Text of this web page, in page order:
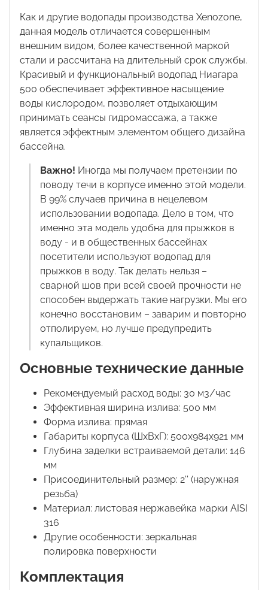
Как и другие водопады производства Xenozone,
данная модель отличается совершенным
внешним видом, более качественной маркой
стали и рассчитана на длительный срок службы.
Красивый и функциональный водопад Ниагара
500 обеспечивает эффективное насыщение
воды кислородом, позволяет отдыхающим
принимать сеансы гидромассажа, а также
является эффектным элементом общего дизайна
бассейна.
Важно! Иногда мы получаем претензии по
поводу течи в корпусе именно этой модели.
В 99% случаев причина в нецелевом
использовании водопада. Дело в том, что
именно эта модель удобна для прыжков в
воду - и в общественных бассейнах
посетители используют водопад для
прыжков в воду. Так делать нельзя –
сварной шов при всей своей прочности не
способен выдержать такие нагрузки. Мы его
конечно восстановим – заварим и повторно
отполируем, но лучше предупредить
купальщиков.
Основные технические данные
Рекомендуемый расход воды: 30 м3/час
Эффективная ширина излива: 500 мм
Форма излива: прямая
Габариты корпуса (ШхВхГ): 500х984х921 мм
Глубина заделки встраиваемой детали: 146
мм
Присоединительный размер: 2'' (наружная
резьба)
Материал: листовая нержавейка марки AISI
316
Другие особенности: зеркальная
полировка поверхности
Комплектация